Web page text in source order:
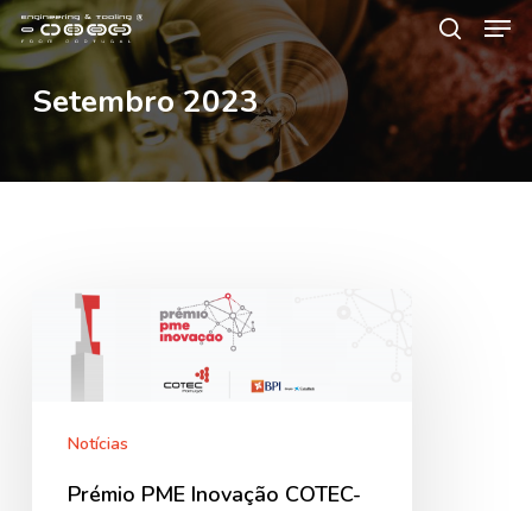
Skip
to
main
content
search
Setembro 2023
Prémio
COTEC-
Notícias
Prémio PME Inovação COTEC-
Menu